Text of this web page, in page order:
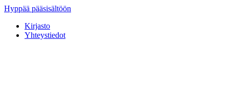
Hyppää pääsisältöön
Kirjasto
Yhteystiedot